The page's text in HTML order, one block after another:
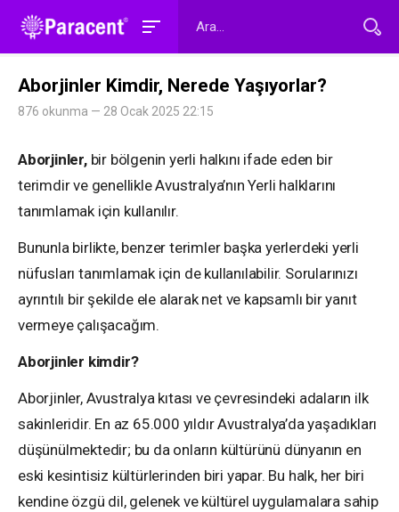
Aborjinler Kimdir, Nerede Yaşıyorlar?
876 okunma — 28 Ocak 2025 22:15
Aborjinler,bir bölgenin yerli halkını ifade eden bir
terimdir ve genellikle Avustralya’nın Yerli halklarını
tanımlamak için kullanılır.
Bununla birlikte, benzer terimler başka yerlerdeki yerli
nüfusları tanımlamak için de kullanılabilir. Sorularınızı
ayrıntılı bir şekilde ele alarak net ve kapsamlı bir yanıt
vermeye çalışacağım.
Aborjinler kimdir?
Aborjinler, Avustralya kıtası ve çevresindeki adaların ilk
sakinleridir. En az 65.000 yıldır Avustralya’da yaşadıkları
düşünülmektedir; bu da onların kültürünü dünyanın en
eski kesintisiz kültürlerinden biri yapar. Bu halk, her biri
kendine özgü dil, gelenek ve kültürel uygulamalara sahip